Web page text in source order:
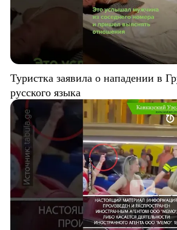
Туристка заявила о нападении в
русского языка